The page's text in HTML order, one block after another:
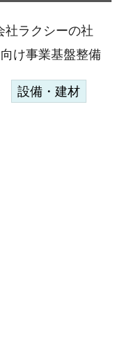
社ラクシーの社
け事業基盤整備
設備・建材